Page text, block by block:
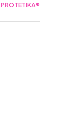
PROTETIKA®